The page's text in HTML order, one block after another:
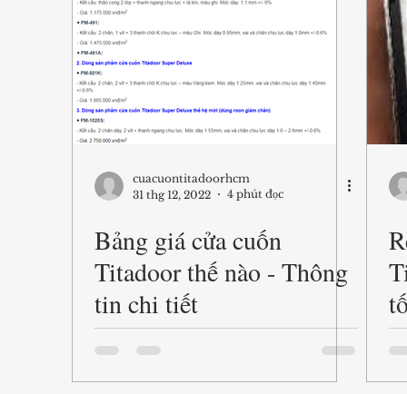
cuacuontitadoorhcm
31 thg 12, 2022
4 phút đọc
Bảng giá cửa cuốn
Titadoor thế nào - Thông
tin chi tiết